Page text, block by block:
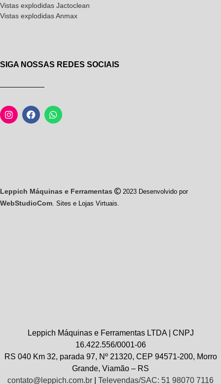
Vistas explodidas Jactoclean
Vistas explodidas Anmax
SIGA NOSSAS REDES SOCIAIS
Leppich Máquinas e Ferramentas 2023 Desenvolvido por
WebStudioCom. Sites e Lojas Virtuais.
Leppich Máquinas e Ferramentas LTDA | CNPJ
16.422.556/0001-06
RS 040 Km 32, parada 97, Nº 21320, CEP 94571-200, Morro
Grande, Viamão – RS
contato@leppich.com.br
Televendas/SAC: 51 98070 7116